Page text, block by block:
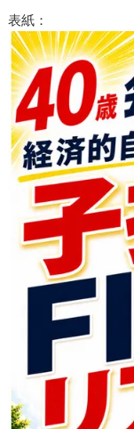
表紙：